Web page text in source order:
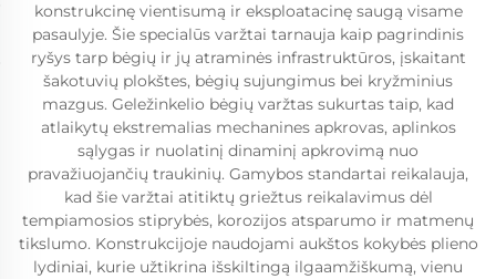
konstrukcinę vientisumą ir eksploatacinę saugą visame
pasaulyje. Šie specialūs varžtai tarnauja kaip pagrindinis
ryšys tarp bėgių ir jų atraminės infrastruktūros, įskaitant
šakotuvių plokštes, bėgių sujungimus bei kryžminius
mazgus. Geležinkelio bėgių varžtas sukurtas taip, kad
atlaikytų ekstremalias mechanines apkrovas, aplinkos
sąlygas ir nuolatinį dinaminį apkrovimą nuo
pravažiuojančių traukinių. Gamybos standartai reikalauja,
kad šie varžtai atitiktų griežtus reikalavimus dėl
tempiamosios stiprybės, korozijos atsparumo ir matmenų
tikslumo. Konstrukcijoje naudojami aukštos kokybės plieno
lydiniai, kurie užtikrina išskiltingą ilgaamžiškumą, vienu